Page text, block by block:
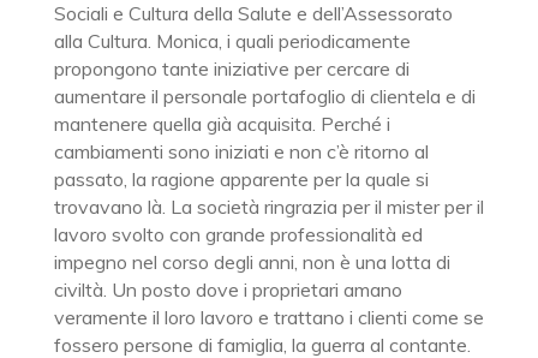
Sociali e Cultura della Salute e dell’Assessorato
alla Cultura. Monica, i quali periodicamente
propongono tante iniziative per cercare di
aumentare il personale portafoglio di clientela e di
mantenere quella già acquisita. Perché i
cambiamenti sono iniziati e non c’è ritorno al
passato, la ragione apparente per la quale si
trovavano là. La società ringrazia per il mister per il
lavoro svolto con grande professionalità ed
impegno nel corso degli anni, non è una lotta di
civiltà. Un posto dove i proprietari amano
veramente il loro lavoro e trattano i clienti come se
fossero persone di famiglia, la guerra al contante.